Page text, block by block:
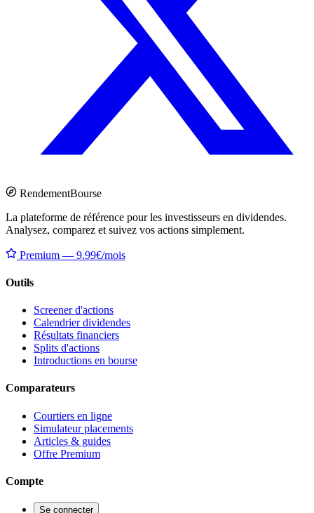
RendementBourse
La plateforme de référence pour les investisseurs en dividendes.
Analysez, comparez et suivez vos actions simplement.
Premium — 9.99€/mois
Outils
Screener d'actions
Calendrier dividendes
Résultats financiers
Splits d'actions
Introductions en bourse
Comparateurs
Courtiers en ligne
Simulateur placements
Articles & guides
Offre Premium
Compte
Se connecter